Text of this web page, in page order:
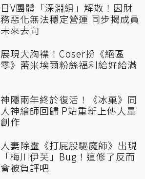
日V團體「深淵組」解散！因財
務惡化無法穩定營運 同步揭成員
未來去向
展現大胸襟！Coser扮《絕區
零》蕾米埃爾粉絲福利給好給滿
神隱兩年終於復活！《冰菓》同
人神繪師回歸 P站重新上傳大量
創作
人妻除靈《打屁股驅魔師》出現
「梅川伊芙」Bug！這修了反而
會被負評吧